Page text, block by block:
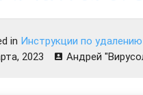
in Инструкции по
2023
Андрей